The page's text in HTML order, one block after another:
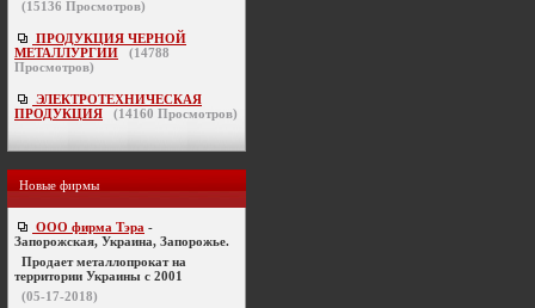
(15136 Просмотров)
ПРОДУКЦИЯ ЧЕРНОЙ
МЕТАЛЛУРГИИ
(14788
Просмотров)
ЭЛЕКТРОТЕХНИЧЕСКАЯ
ПРОДУКЦИЯ
(14160 Просмотров)
Новые фирмы
ООО фирма Тэра -
Запорожская, Украина, Запорожье.
Продает металлопрокат на
территории Украины с 2001
(05-17-2018)